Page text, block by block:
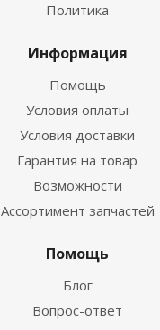
Политика
Информация
Помощь
Условия оплаты
Условия доставки
Гарантия на товар
Возможности
Ассортимент запчастей
Помощь
Блог
Вопрос-ответ